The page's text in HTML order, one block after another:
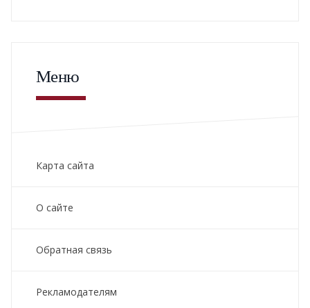
Меню
Карта сайта
О сайте
Обратная связь
Рекламодателям